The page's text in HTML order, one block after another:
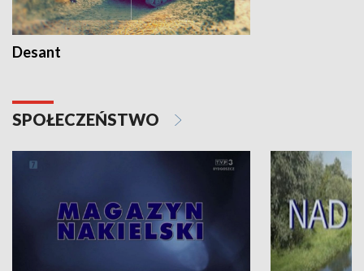
Desant
SPOŁECZEŃSTWO